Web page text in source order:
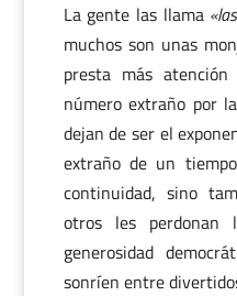
La gente las llama
muchos son unas
presta más
número extraño por
dejan de ser el
extraño de un
continuidad, sino
otros les
generosidad
sonríen entre